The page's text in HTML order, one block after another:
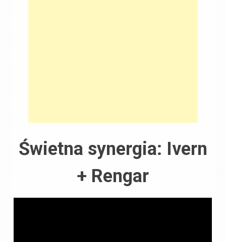
Świetna synergia: Ivern
+ Rengar